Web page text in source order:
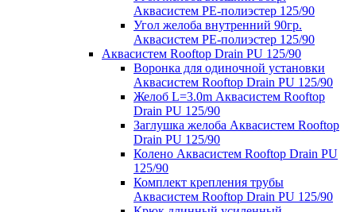
Аквасистем PE-полиэстер 125/90
Угол желоба внутренний 90гр.
Аквасистем PE-полиэстер 125/90
Аквасистем Rooftop Drain PU 125/90
Воронка для одиночной установки
Аквасистем Rooftop Drain PU 125/90
Желоб L=3.0m Аквасистем Rooftop
Drain PU 125/90
Заглушка желоба Аквасистем Rooftop
Drain PU 125/90
Колено Аквасистем Rooftop Drain PU
125/90
Комплект крепления трубы
Аквасистем Rooftop Drain PU 125/90